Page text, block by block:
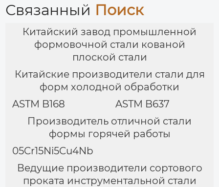
Связанный Поиск
Китайский завод промышленной
формовочной стали кованой
плоской стали
Китайские производители стали для
форм холодной обработки
ASTM B168
ASTM B637
Производитель отличной стали
формы горячей работы
05Cr15Ni5Cu4Nb
Ведущие производители сортового
проката инструментальной стали